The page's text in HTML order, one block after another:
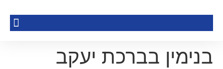
בנימין בברכת יעקב